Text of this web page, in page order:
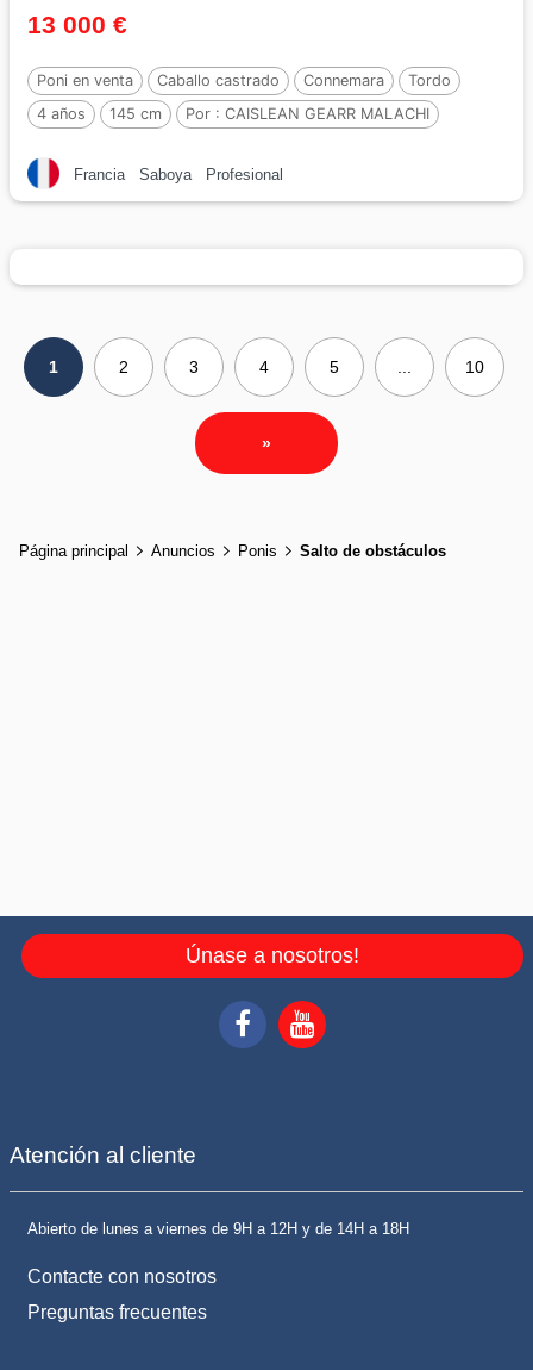
13 000 €
Poni en venta Caballo castrado Connemara
Tordo
4 años
145 cm Por : CAISLEAN GEARR MALACHI
Francia Saboya Profesional
1 2 3 4 5 10
»
Página principal Anuncios Ponis Salto de obstáculos
Únase a nosotros!
Atención al cliente
Abierto de lunes a viernes de 9H a 12H y de 14H a 18H
Contacte con nosotros
Preguntas frecuentes